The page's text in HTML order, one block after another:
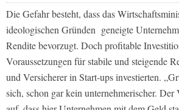
Die Gefahr besteht, dass das
ideologischen Gründen geneigte
Rendite bevorzugt. Doch profitable
Voraussetzungen für stabile und steigende
und Versicherer in Start-ups investierten.
sich, schon gar kein unternehmerischer. Der